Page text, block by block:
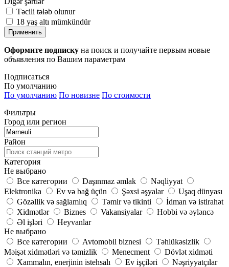
Təcili tələb olunur
18 yaş altı mümkündür
Применить
Оформите подписку на поиск и получайте первым новые
объявления по Вашим параметрам
Подписаться
По умолчанию
По умолчанию По новизне По стоимости
Фильтры
Город или регион
Район
Категория
Не выбрано
Все категории
Daşınmaz əmlak
Nəqliyyat
Elektronika
Ev və bağ üçün Şəxsi əşyalar
Uşaq dünyası
Gözəllik və sağlamlıq
Təmir və tikinti
İdman və istirahət
Xidmətlər
Biznes Vakansiyalar
Hobbi və əyləncə
Əl işləri
Heyvanlar
Не выбрано
Все категории
Avtomobil biznesi
Təhlükəsizlik
Məişət xidmətləri və təmizlik
Menecment
Dövlət xidməti
Xammalın, enerjinin istehsalı
Ev işçiləri
Nəşriyyatçılar